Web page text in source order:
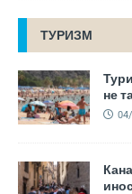
ТУРИЗМ
не